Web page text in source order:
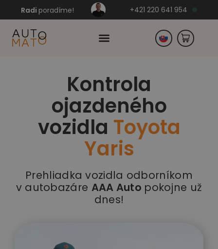
Radi poradíme! +421 220 641 954
Kontrola
ojazdeného
vozidla Toyota
Yaris
Prehliadka vozidla odborníkom
v autobazáre AAA Auto pokojne už
dnes!